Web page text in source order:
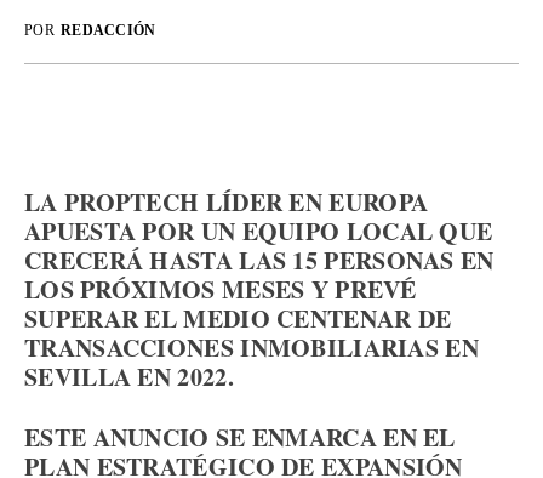
POR REDACCIÓN
LA PROPTECH LÍDER EN EUROPA
APUESTA POR UN EQUIPO LOCAL QUE
CRECERÁ HASTA LAS 15 PERSONAS EN
LOS PRÓXIMOS MESES Y PREVÉ
SUPERAR EL MEDIO CENTENAR DE
TRANSACCIONES INMOBILIARIAS EN
SEVILLA EN 2022.
ESTE ANUNCIO SE ENMARCA EN EL
PLAN ESTRATÉGICO DE EXPANSIÓN